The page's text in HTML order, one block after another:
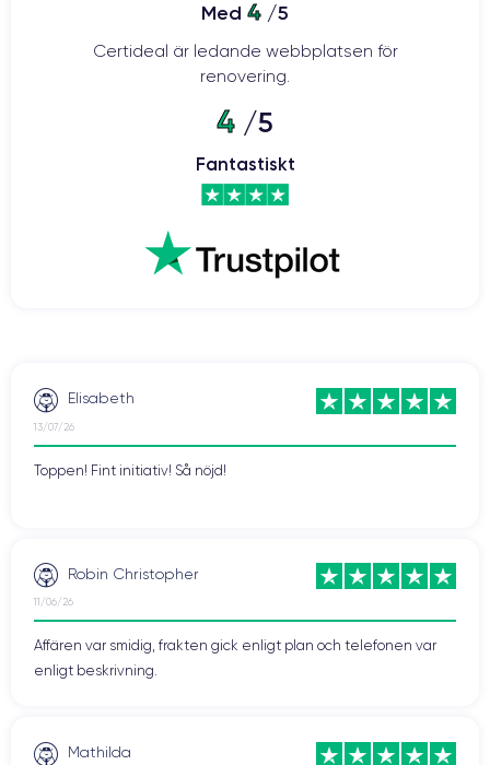
Med 4 /5
Certideal är ledande webbplatsen för
renovering.
4 /5
Fantastiskt
Elisabeth
13/07/26
Toppen! Fint initiativ! Så nöjd!
Robin Christopher
11/06/26
Affären var smidig, frakten gick enligt plan och telefonen var
enligt beskrivning.
Mathilda